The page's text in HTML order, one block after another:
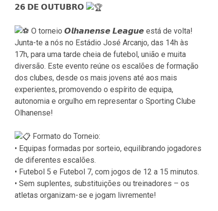
𝟮𝟲 𝗗𝗘 𝗢𝗨𝗧𝗨𝗕𝗥𝗢
O torneio 𝙊𝙡𝙝𝙖𝙣𝙚𝙣𝙨𝙚 𝙇𝙚𝙖𝙜𝙪𝙚 está de volta!
Junta-te a nós no Estádio José Arcanjo, das 14h às
17h, para uma tarde cheia de futebol, união e muita
diversão. Este evento reúne os escalões de formação
dos clubes, desde os mais jovens até aos mais
experientes, promovendo o espírito de equipa,
autonomia e orgulho em representar o Sporting Clube
Olhanense!
Formato do Torneio:
• Equipas formadas por sorteio, equilibrando jogadores
de diferentes escalões.
• Futebol 5 e Futebol 7, com jogos de 12 a 15 minutos.
• Sem suplentes, substituições ou treinadores – os
atletas organizam-se e jogam livremente!